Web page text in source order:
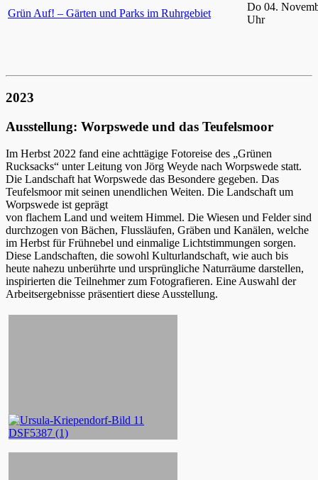
Grün Auf! – Gärten und Parks im Ruhrgebiet
Do 04.
Uhr
2023
Ausstellung: Worpswede und das Teufelsmoor
Im Herbst 2022 fand eine achttägige Fotoreise des „Grünen
Rucksacks“ unter Leitung von Jörg Weyde nach Worpswede statt.
Die Landschaft hat Worpswede das Besondere gegeben. Das
Teufelsmoor mit seinen unendlichen Weiten. Die Landschaft um
Worpswede ist geprägt
von flachem Land und weitem Himmel. Die Wiesen und Felder sind
durchzogen von Bächen, Flussläufen, Gräben und Kanälen, welche
im Herbst für Frühnebel und einmalige Lichtstimmungen sorgen.
Diese Landschaften, die sowohl Kulturlandschaft, wie auch bis
heute nahezu unberührte und ursprüngliche Naturräume darstellen,
inspirierten die Teilnehmer zum Fotografieren. Eine Auswahl der
Arbeitsergebnisse präsentiert diese Ausstellung.